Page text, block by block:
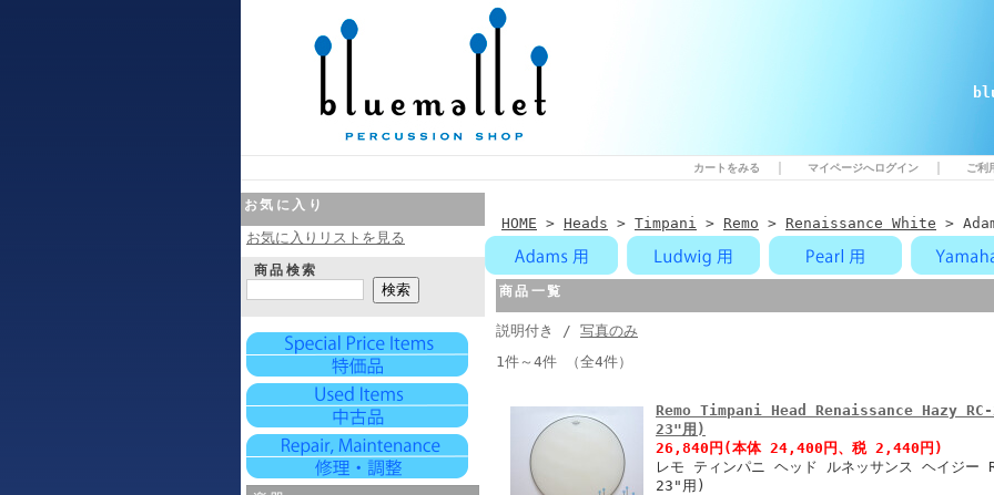
カートをみる マイページへログイン ご利
お気に入り
お気に入りリストを見る
商品検索
HOME > Heads > Timpani > Remo > Renaissance White >
商品一覧
説明付き / 写真のみ
1件～4件 （全4件）
Remo Timpani Head Renaissance Hazy RC-
23"用)
26,840円 (本体 24,400円、税 2,440円)
レモ ティンパニ ヘッド ルネッサンス ヘイジー
23"用)